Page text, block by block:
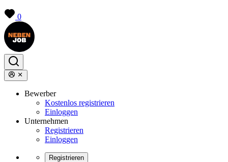
0
Bewerber
Kostenlos registrieren
Einloggen
Unternehmen
Registrieren
Einloggen
Registrieren